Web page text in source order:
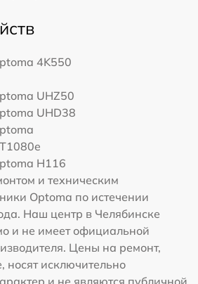
4K550
UHZ50
UHD38
H116
и техническим
Optoma по истечении
Наш центр в Челябинске
и не имеет официальной
Цены на ремонт,
носят исключительно
и не являются публичной